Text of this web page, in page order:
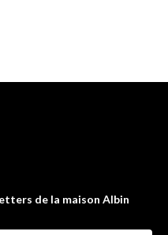
de la maison Albin